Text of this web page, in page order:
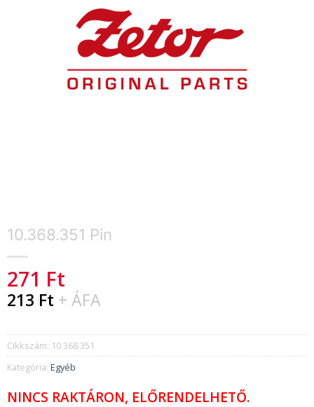
10.368.351 Pin
271 Ft
213 Ft + ÁFA
Cikkszám: 10.368.351
Kategória: Egyéb
NINCS RAKTÁRON, ELŐRENDELHETŐ.